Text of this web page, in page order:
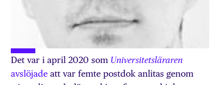
Det var i april 2020 som Universitetsläraren
avslöjade att var femte postdok anlitas genom